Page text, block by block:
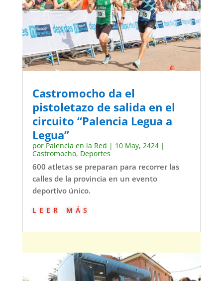
Castromocho da el
pistoletazo de salida en el
circuito “Palencia Legua a
Legua”
por Palencia en la Red | 10 May, 2424|
Castromocho, Deportes
600 atletas se preparan para recorrer las
calles de la provincia en un evento
deportivo único.
leer más